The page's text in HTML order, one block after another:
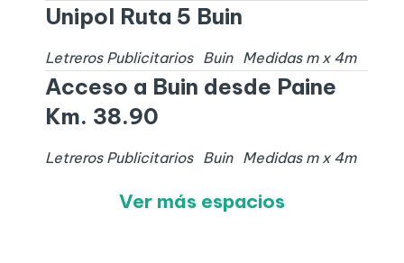
Unipol Ruta 5 Buin
Letreros Publicitarios Buin Medidas m x 4m
Acceso a Buin desde Paine
Km. 38.90
Letreros Publicitarios Buin Medidas m x 4m
Ver más espacios